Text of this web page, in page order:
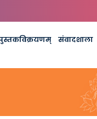
संवादशाला